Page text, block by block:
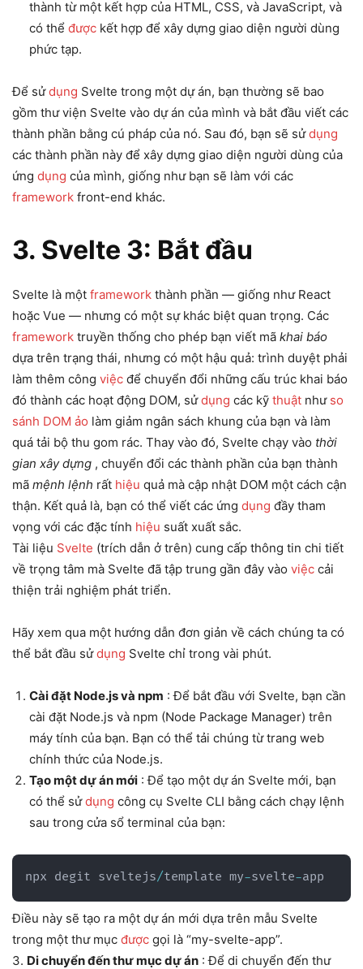
thành từ một kết hợp của HTML, CSS, và JavaScript, và
có thể được kết hợp để xây dựng giao diện người dùng
phức tạp.
Để sửdụng Svelte trong một dự án, bạn thường sẽ bao
gồm thư viện Svelte vào dự án của mình và bắt đầu viết các
thành phần bằng cú pháp của nó. Sau đó, bạn sẽ sửdụng
các thành phần này để xây dựng giao diện người dùng của
ứng dụng của mình, giống như bạn sẽ làm với các
framework front-end khác.
3. Svelte 3: Bắt đầu
Svelte là một framework thành phần — giống như React
hoặc Vue — nhưng có một sự khác biệt quan trọng. Các
framework truyền thống cho phép bạn viết mã khai báo
dựa trên trạng thái, nhưng có một hậu quả: trình duyệt phải
làm thêm công việc để chuyển đổi những cấu trúc khai báo
đó thành các hoạt động DOM, sửdụng các kỹ thuật như so
sánh DOM ảo làm giảm ngân sách khung của bạn và làm
quá tải bộ thu gom rác. Thay vào đó, Svelte chạy vào thời
gian xây dựng , chuyển đổi các thành phần của bạn thành
mã mệnh lệnh rất hiệu quả mà cập nhật DOM một cách cận
thận. Kết quả là, bạn có thể viết các ứng dụng đầy tham
vọng với các đặc tính hiệu suất xuất sắc.
Tài liệu Svelte (trích dẫn ở trên) cung cấp thông tin chi tiết
về trọng tâm mà Svelte đã tập trung gần đây vào việc cải
thiện trải nghiệm phát triển.
Hãy xem qua một hướng dẫn đơn giản về cách chúng ta có
thể bắt đầu sửdụng Svelte chỉ trong vài phút.
Cài đặt Node.js và npm : Để bắt đầu với Svelte, bạn cần
cài đặt Node.js và npm (Node Package Manager) trên
máy tính của bạn. Bạn có thể tải chúng từ trang web
chính thức của Node.js.
Tạo một dự án mới : Để tạo một dự án Svelte mới, bạn
có thể sửdụng công cụ Svelte CLI bằng cách chạy lệnh
sau trong cửa sổ terminal của bạn:
npx degit sveltejs/template my-svelte-app
Điều này sẽ tạo ra một dự án mới dựa trên mẫu Svelte
trong một thư mục được gọi là “my-svelte-app”.
3. Di chuyển đến thư mục dự án : Để di chuyển đến thư